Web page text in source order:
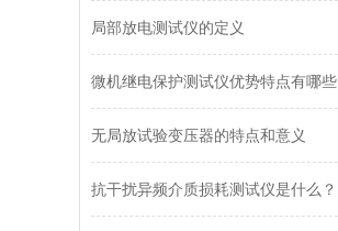
局部放电测试仪的定义
微机继电保护测试仪优势特点有哪些
无局放试验变压器的特点和意义
抗干扰异频介质损耗测试仪是什么？